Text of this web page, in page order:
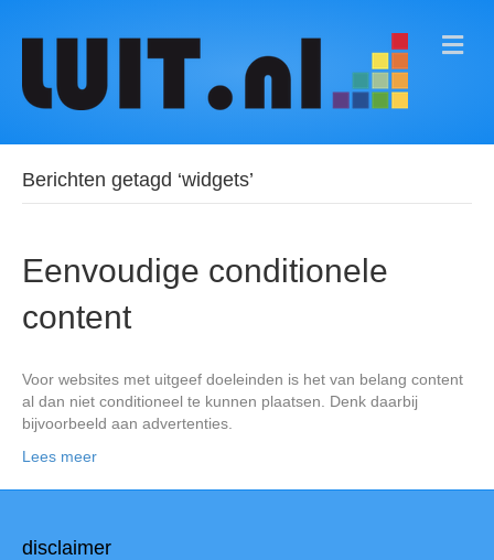
M
E
Berichten getagd ‘widgets’
Eenvoudige conditionele
content
Voor websites met uitgeef doeleinden is het van belang content
al dan niet conditioneel te kunnen plaatsen. Denk daarbij
bijvoorbeeld aan advertenties.
Lees meer
disclaimer